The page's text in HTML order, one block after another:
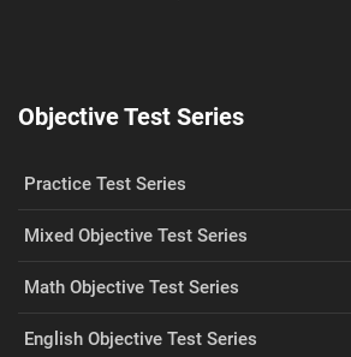
Objective Test Series
Practice Test Series
Mixed Objective Test Series
Math Objective Test Series
English Objective Test Series